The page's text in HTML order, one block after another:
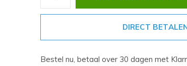
DIRECT
Bestel nu, betaal over 30 dagen met